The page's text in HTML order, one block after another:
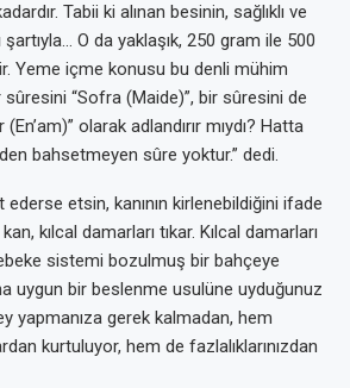
Tabii ki alınan besinin, sağlıklı ve
şartıyla… O da yaklaşık, 250 gram ile 500
Yeme içme konusu bu denli mühim
sûresini “Sofra (Maide)”, bir sûresini de
olarak adlandırır mıydı? Hatta
bahsetmeyen sûre yoktur.” dedi.
etsin, kanının kirlenebildiğini ifade
kılcal damarları tıkar. Kılcal damarları
sistemi bozulmuş bir bahçeye
uygun bir beslenme usulüne uyduğunuz
yapmanıza gerek kalmadan, hem
kurtuluyor, hem de fazlalıklarınızdan